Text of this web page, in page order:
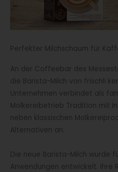
Perfekter Milchschaum für
An der Coffeebar des
die Barista-Milch von frischli
Unternehmen verbindet als
Molkereibetrieb Tradition mit
neben klassischen
Alternativen an.
Die neue Barista-Milch wurde
Anwendungen entwickelt. Ihre